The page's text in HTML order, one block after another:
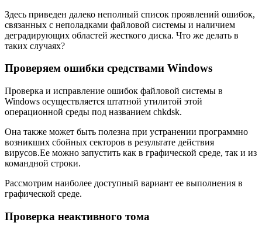
Здесь приведен далеко неполный список проявлений ошибок,
связанных с неполадками файловой системы и наличием
деградирующих областей жесткого диска. Что же делать в
таких случаях?
Проверяем ошибки средствами Windows
Проверка и исправление ошибок файловой системы в
Windows осуществляется штатной утилитой этой
операционной среды под названием chkdsk.
Она также может быть полезна при устранении программно
возникших сбойных секторов в результате действия
вирусов.Ее можно запустить как в графической среде, так и из
командной строки.
Рассмотрим наиболее доступный вариант ее выполнения в
графической среде.
Проверка неактивного тома